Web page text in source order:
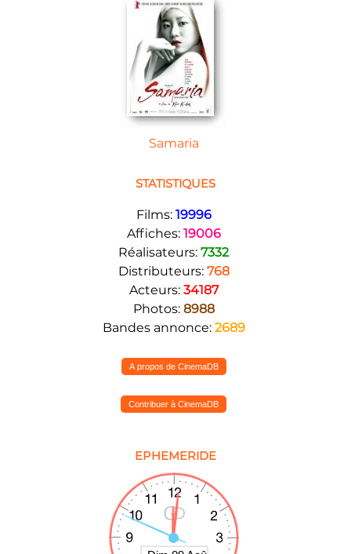
Samaria
STATISTIQUES
Films: 19996
Affiches: 19006
Réalisateurs: 7332
Distributeurs: 768
Acteurs: 34187
Photos: 8988
Bandes annonce: 2689
A propos de CinemaDB
Contribuer à CinemaDB
EPHEMERIDE